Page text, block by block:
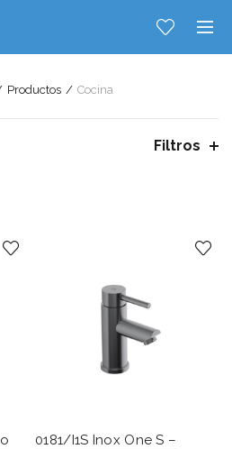
Productos Cocina
Filtros
0181/I1S Inox One S –
Hola